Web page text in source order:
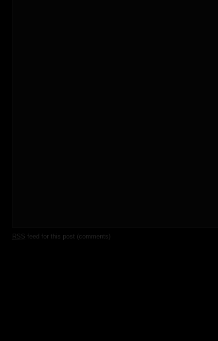
RSS feed for this post (comments)